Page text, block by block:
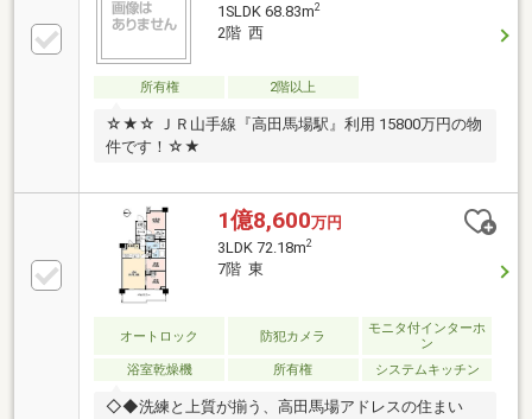
1SLDK 68.83m2
2階 西
所有権 2階以上
☆★☆ ＪＲ山手線『高田馬場駅』利用 15800万円の物
件です！☆★
1億8,600万円
3LDK 72.18m2
7階 東
オートロック 防犯カメラ
モニタ付インターホ
ン
浴室乾燥機
所有権 システムキッチン
◇◆洗練と上質が揃う、高田馬場アドレスの住まい